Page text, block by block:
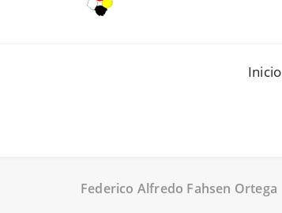
Inicio
Federico Alfredo Fahsen Ortega